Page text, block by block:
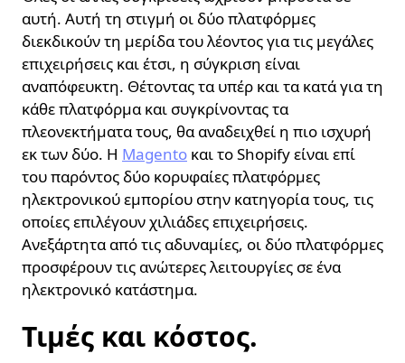
αυτή. Αυτή τη στιγμή οι δύο πλατφόρμες
διεκδικούν τη μερίδα του λέοντος για τις μεγάλες
επιχειρήσεις και έτσι, η σύγκριση είναι
αναπόφευκτη. Θέτοντας τα υπέρ και τα κατά για τη
κάθε πλατφόρμα και συγκρίνοντας τα
πλεονεκτήματα τους, θα αναδειχθεί η πιο ισχυρή
εκ των δύο. Η Magento και το Shopify είναι επί
του παρόντος δύο κορυφαίες πλατφόρμες
ηλεκτρονικού εμπορίου στην κατηγορία τους, τις
οποίες επιλέγουν χιλιάδες επιχειρήσεις.
Ανεξάρτητα από τις αδυναμίες, οι δύο πλατφόρμες
προσφέρουν τις ανώτερες λειτουργίες σε ένα
ηλεκτρονικό κατάστημα.
Τιμές και κόστος.